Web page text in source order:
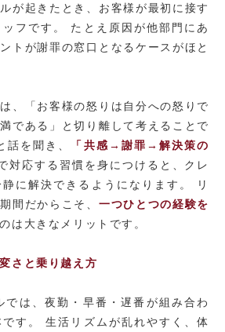
が起きたとき、お客様が最初に接す
フです。 たとえ原因が他部門にあ
トが謝罪の窓口となるケースがほと
、「お客様の怒りは自分への怒りで
である」と切り離して考えることで
話を聞き、
「共感→謝罪→解決策の
対応する習慣を身につけると、クレ
に解決できるようになります。 リ
間だからこそ、 一つひとつの経験を
のは大きなメリットです。
さと乗り越え方
では、夜勤・早番・遅番が組み合わ
す。 生活リズムが乱れやすく、体